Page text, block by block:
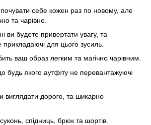
себе кожен раз по новому, але
та чарівно.
ви будете привертати увагу, та
для цього зусиль.
ваш образ легким та магічно чарівним.
будь якого аутфіту не перевантажуючі
виглядати дорого, та шикарно
спідниць, брюк та шортів.